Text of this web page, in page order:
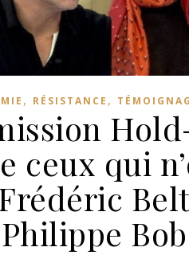
, RÉSISTANCE ,
ceux qui